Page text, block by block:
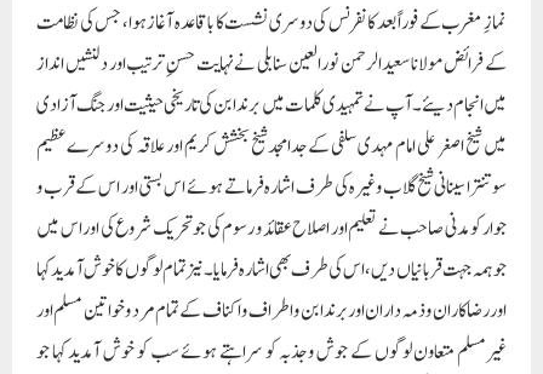
نمازِ مغرب کے فوراً بعد کانفرنس کی دوسری نشست کا باقاعدہ آغاز ہوا، جس کی نظامت
کے فرائض مولانا سعیدالرحمن نورالعین سنابلی نے نہایت حسنِ ترتیب اور دلنشیں انداز
میں انجام دیئے۔آپ نے تمہیدی کلمات میں برندابن کی تاریخی حیثیت اور جنگ آزادی
میں شیخ اصغر علی امام مہدی سلفی کے جدامجدشیخ بخشش کریم اور علاقہ کی دوسرے عظیم
سوتنترا سینانی شیخ گلاب وغیرہ کی طرف اشارہ فرماتے ہوئے اس بستی اور اس کے قرب و
جوار کو مدنی صاحب نے تعلیم اور اصلاح عقائد و رسوم کی جو تحریک شروع کی اور اس میں
جو ہمہ جہت قربانیاں دیں، اس کی طرف بھی اشارہ فرمایا۔نیزتمام لوگوں کا خوش آمدید کہا
اور رضاکاران و ذمہ داران اور برندابن و اطراف و اکناف کے تمام مرد و خواتین مسلم اور
غیرمسلم متعاون لوگوں کے جوش و جذبہ کو سراہتے ہوئے سب کو خوش آمدید کہا جو